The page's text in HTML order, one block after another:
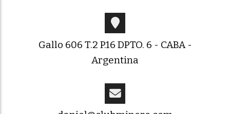
Gallo 606 T.2 P.16 DPTO. 6 - CABA -
Argentina